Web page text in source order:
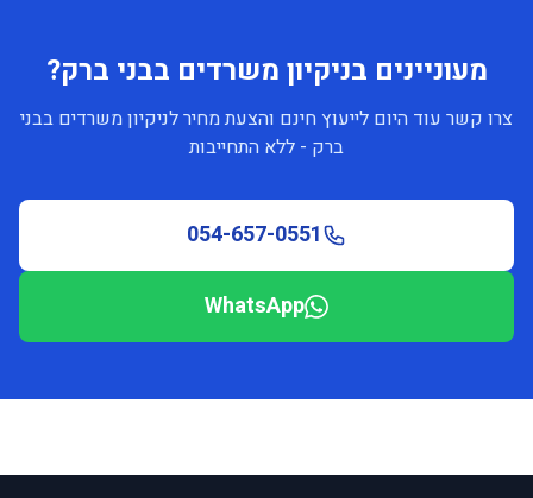
מעוניינים בניקיון משרדים בבני ברק?
צרו קשר עוד היום לייעוץ חינם והצעת מחיר לניקיון משרדים בבני
ברק - ללא התחייבות
054-657-0551
WhatsApp